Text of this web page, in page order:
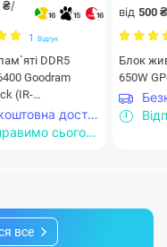
₴/
16 15 16
1 Відгук
DDR5
Goodram
(IR-
32GDC)
Безкоштовна доставка
Відправимо сьогодні
від 500 ₴
Блок
650W
все